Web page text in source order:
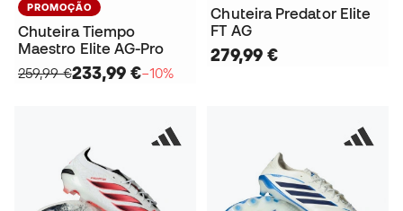
PROMOÇÃO
Chuteira Tiempo
Maestro Elite AG-Pro
259,99 €233,99 €−10%
Chuteira Predator Elite
FT AG
279,99 €